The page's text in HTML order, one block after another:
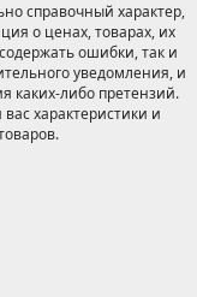
справочный характер,
о ценах, товарах, их
ошибки, так и
уведомления, и
каких-либо претензий.
характеристики и